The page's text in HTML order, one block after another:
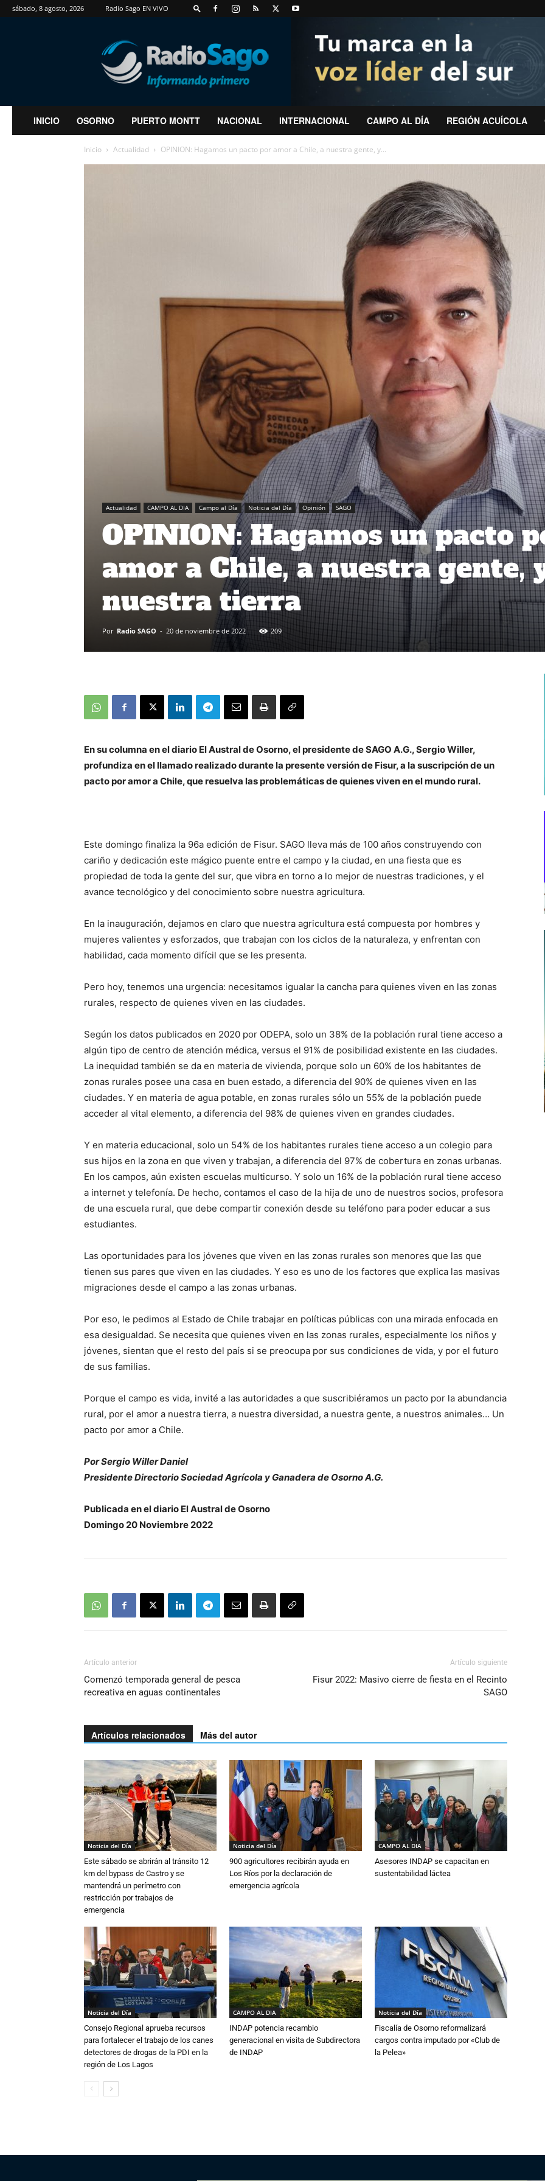
sábado, 8 agosto, 2026 Radio Sago EN VIVO
RadioSago
INICIO OSORNO PUERTO MONTT NACIONAL INTERNACIONAL CAMPO AL DÍA REGIÓN ACUÍCOLA
Inicio Actualidad OPINION: Hagamos un pacto por amor a Chile, a nuestra gente, y...
Actualidad CAMPO AL DIA Campo al Día Noticia del Día Opinión SAGO
OPINION: Hagamos un pacto
amor a Chile, a nuestra gente,
nuestra tierra
Por Radio SAGO - 20 de noviembre de 2022 209
En su columna en el diario El Austral de Osorno, el presidente de SAGO A.G., Sergio Willer,
profundiza en el llamado realizado durante la presente versión de Fisur, a la suscripción de un
pacto por amor a Chile, que resuelva las problemáticas de quienes viven en el mundo rural.
Este domingo finaliza la 96a edición de Fisur. SAGO lleva más de 100 años construyendo con
cariño y dedicación este mágico puente entre el campo y la ciudad, en una fiesta que es
propiedad de toda la gente del sur, que vibra en torno a lo mejor de nuestras tradiciones, y el
avance tecnológico y del conocimiento sobre nuestra agricultura.
En la inauguración, dejamos en claro que nuestra agricultura está compuesta por hombres y
mujeres valientes y esforzados, que trabajan con los ciclos de la naturaleza, y enfrentan con
habilidad, cada momento difícil que se les presenta.
Pero hoy, tenemos una urgencia: necesitamos igualar la cancha para quienes viven en las zonas
rurales, respecto de quienes viven en las ciudades.
Según los datos publicados en 2020 por ODEPA, solo un 38% de la población rural tiene acceso a
algún tipo de centro de atención médica, versus el 91% de posibilidad existente en las ciudades.
La inequidad también se da en materia de vivienda, porque solo un 60% de los habitantes de
zonas rurales posee una casa en buen estado, a diferencia del 90% de quienes viven en las
ciudades. Y en materia de agua potable, en zonas rurales sólo un 55% de la población puede
acceder al vital elemento, a diferencia del 98% de quienes viven en grandes ciudades.
Y en materia educacional, solo un 54% de los habitantes rurales tiene acceso a un colegio para
sus hijos en la zona en que viven y trabajan, a diferencia del 97% de cobertura en zonas urbanas.
En los campos, aún existen escuelas multicurso. Y solo un 16% de la población rural tiene acceso
a internet y telefonía. De hecho, contamos el caso de la hija de uno de nuestros socios, profesora
de una escuela rural, que debe compartir conexión desde su teléfono para poder educar a sus
estudiantes.
Las oportunidades para los jóvenes que viven en las zonas rurales son menores que las que
tienen sus pares que viven en las ciudades. Y eso es uno de los factores que explica las masivas
migraciones desde el campo a las zonas urbanas.
Por eso, le pedimos al Estado de Chile trabajar en políticas públicas con una mirada enfocada en
esa desigualdad. Se necesita que quienes viven en las zonas rurales, especialmente los niños y
jóvenes, sientan que el resto del país si se preocupa por sus condiciones de vida, y por el futuro
de sus familias.
Porque el campo es vida, invité a las autoridades a que suscribiéramos un pacto por la abundancia
rural, por el amor a nuestra tierra, a nuestra diversidad, a nuestra gente, a nuestros animales… Un
pacto por amor a Chile.
Por Sergio Willer Daniel
Presidente Directorio Sociedad Agrícola y Ganadera de Osorno A.G.
Publicada en el diario El Austral de Osorno
Domingo 20 Noviembre 2022
Artículo anterior
Comenzó temporada general de pesca
recreativa en aguas continentales
Artículo siguiente
Fisur 2022: Masivo cierre de fiesta en el Recinto
SAGO
Artículos relacionados Más del autor
Noticia del Día
Este sábado se abrirán al tránsito 12
km del bypass de Castro y se
mantendrá un perímetro con
restricción por trabajos de
emergencia
Noticia del Día
900 agricultores recibirán ayuda en
Los Ríos por la declaración de
emergencia agrícola
CAMPO AL DIA
Asesores INDAP se capacitan en
sustentabilidad láctea
Noticia del Día
Consejo Regional aprueba recursos
para fortalecer el trabajo de los canes
detectores de drogas de la PDI en la
región de Los Lagos
CAMPO AL DIA
INDAP potencia recambio
generacional en visita de Subdirectora
de INDAP
Noticia del Día
Fiscalía de Osorno reformalizará
cargos contra imputado por «Club de
la Pelea»